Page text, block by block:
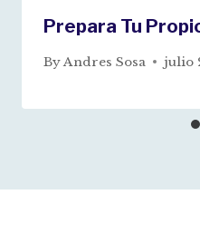
Prepara Tu
ByAndres Sosa julio